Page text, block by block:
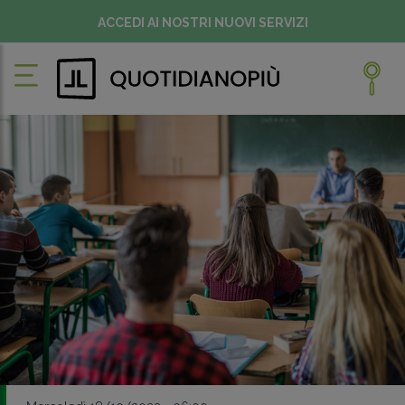
ACCEDI AI NOSTRI NUOVI SERVIZI